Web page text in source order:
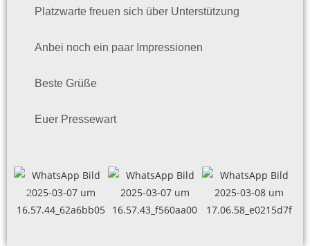
Platzwarte freuen sich über Unterstützung
Anbei noch ein paar Impressionen
Beste Grüße
Euer Pressewart